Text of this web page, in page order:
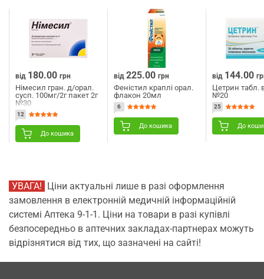
від 180.00 грн
Німесил гран. д/орал.
сусп. 100мг/2г пакет 2г
№30
12
До кошика
від 225.00 грн
Феністил краплі орал.
флакон 20мл
6
До кошика
від 144.00
Цетрин табл.
№20
25
До
УВАГА!
Ціни актуальні лише в разі оформлення
замовлення в електронній медичній інформаційній
системі Аптека 9-1-1. Ціни на товари в разі купівлі
безпосередньо в аптечних закладах-партнерах можуть
відрізнятися від тих, що зазначені на сайті!